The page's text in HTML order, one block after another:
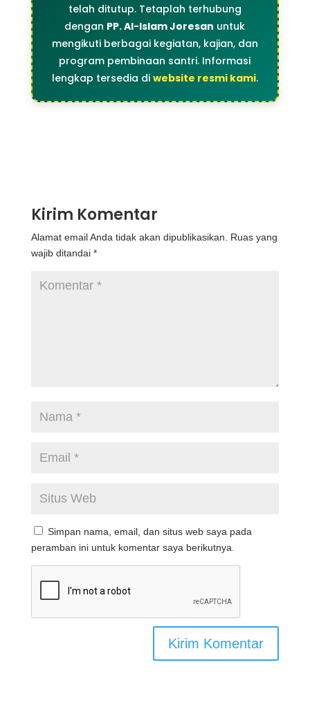
telah ditutup. Tetaplah terhubung
dengan PP. Al-Islam Joresan untuk
mengikuti berbagai kegiatan, kajian, dan
program pembinaan santri. Informasi
lengkap tersedia di website resmi kami.
Kirim Komentar
Alamat email Anda tidak akan dipublikasikan. Ruas yang
wajib ditandai *
Simpan nama, email, dan situs web saya pada
peramban ini untuk komentar saya berikutnya.